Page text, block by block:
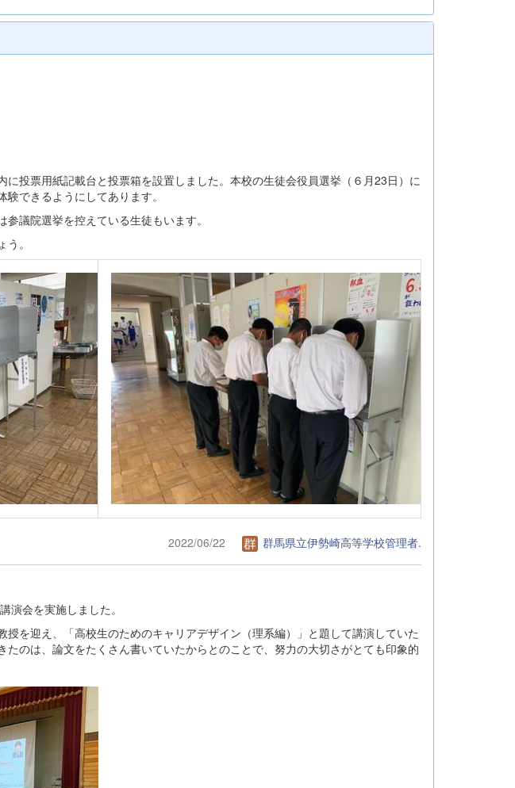
投票用紙記載台と投票箱を設置しました。本校の生徒会役員選挙（６月23日）に
できるようにしてあります。
議院選挙を控えている生徒もいます。
。
2022/06/22 群馬県立伊勢崎高等学校管理者.
演会を実施しました。
を迎え、「高校生のためのキャリアデザイン（理系編）」と題して講演していた
のは、論文をたくさん書いていたからとのことで、努力の大切さがとても印象的